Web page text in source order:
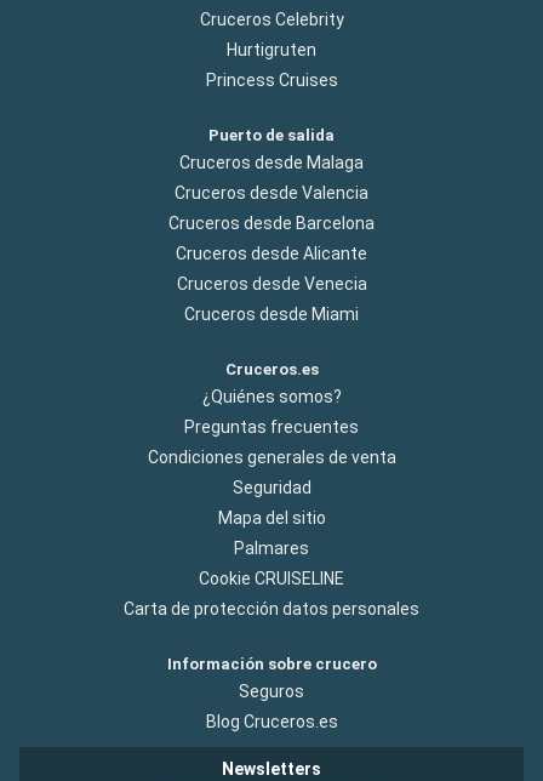
Cruceros Celebrity
Hurtigruten
Princess Cruises
Puerto de salida
Cruceros desde Malaga
Cruceros desde Valencia
Cruceros desde Barcelona
Cruceros desde Alicante
Cruceros desde Venecia
Cruceros desde Miami
Cruceros.es
¿Quiénes somos?
Preguntas frecuentes
Condiciones generales de venta
Seguridad
Mapa del sitio
Palmares
Cookie CRUISELINE
Carta de protección datos personales
Información sobre crucero
Seguros
Blog Cruceros.es
Newsletters